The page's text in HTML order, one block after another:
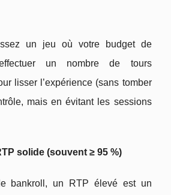
un jeu où votre budget de
un nombre de tours
lisser l’expérience (sans tomber
mais en évitant les sessions
solide (souvent ≥ 95 %)
bankroll, un RTP élevé est un